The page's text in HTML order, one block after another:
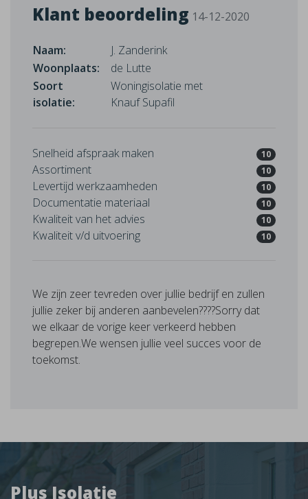
Plus Isolatie
Klant beoordeling 14-12-2020
Naam:
J. Zanderink
Woonplaats:
de Lutte
Soort
isolatie:
Woningisolatie met
Knauf Supafil
Snelheid afspraak maken 10
Assortiment 10
Levertijd werkzaamheden 10
Documentatie materiaal 10
Kwaliteit van het advies 10
Kwaliteit v/d uitvoering 10
We zijn zeer tevreden over jullie bedrijf en zullen
jullie zeker bij anderen aanbevelen????Sorry dat
we elkaar de vorige keer verkeerd hebben
begrepen.We wensen jullie veel succes voor de
toekomst.